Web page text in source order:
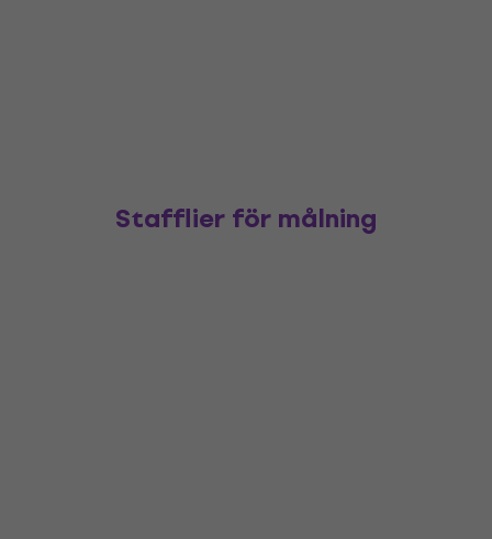
Stafflier för målning